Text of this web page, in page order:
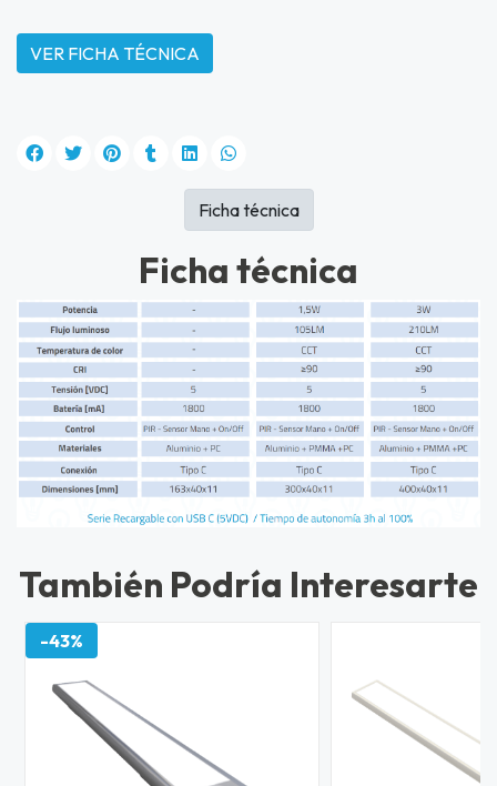
VER FICHA TÉCNICA
Ficha técnica
Ficha técnica
También Podría Interesarte
-43%